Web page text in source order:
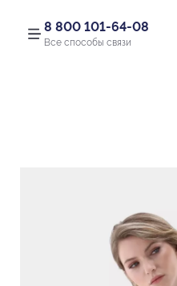
8 800 101-64-08
Все способы связи